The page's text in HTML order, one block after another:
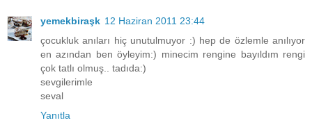
yemekbiraşk 12 Haziran 2011 23:44
çocukluk anıları hiç unutulmuyor :) hep de özlemle anılıyor
en azından ben öyleyim:) minecim rengine bayıldım rengi
çok tatlı olmuş.. tadıda:)
sevgilerimle
seval
Yanıtla